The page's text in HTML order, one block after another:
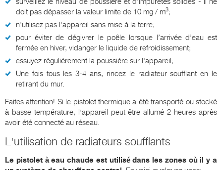
doit pas dépasser la valeur limite de 10 mg / m3;
n'utilisez pas l'appareil sans mise à la terre;
pour éviter de dégivrer le poêle lorsque l’arrivée d’eau est
fermée en hiver, vidanger le liquide de refroidissement;
essuyez régulièrement la poussière sur l'appareil;
Une fois tous les 3-4 ans, rincez le radiateur soufflant en le
retirant du mur.
Faites attention! Si le pistolet thermique a été transporté ou stocké
à basse température, l'appareil peut être allumé 2 heures après
avoir été connecté au réseau.
L'utilisation de radiateurs soufflants
Le pistolet à eau chaude est utilisé dans les zones où il y a